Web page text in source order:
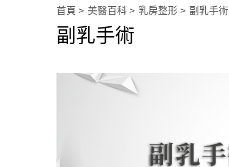
新知快訊
醫美整形
生活知識
美醫FUN知識
首頁 美醫百科 乳房整形 副乳手術
副乳手術